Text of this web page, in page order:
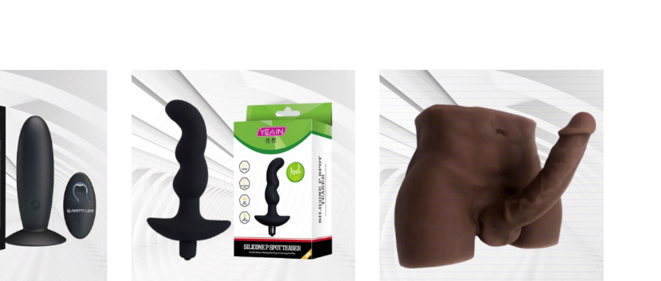
hình mỏ neo:
tế hoặc xà phòng thơm.
tăng độ cực khoái để tăng độ trơn tru cho sự ma xát vàn đạt được khoái cảm tuyệt vời nhất.
và thời gian sử dụng lâu hơn.